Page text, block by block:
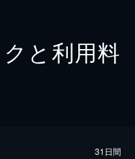
と利用料
31日間